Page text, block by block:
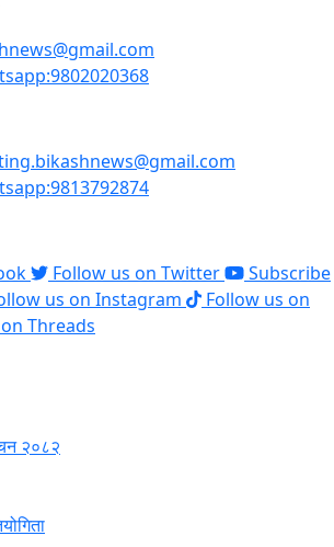
Follow us on Twitter
Subscribe
us on Instagram
Follow us on
Threads
२०८२